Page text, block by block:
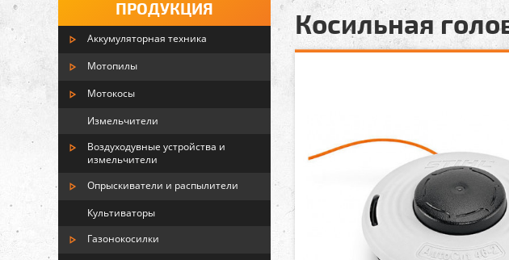
ПРОДУКЦИЯ
Аккумуляторная техника
Мотопилы
Мотокосы
Измельчители
Воздуходувные устройства и
измельчители
Опрыскиватели и распылители
Культиваторы
Газонокосилки
Косильная